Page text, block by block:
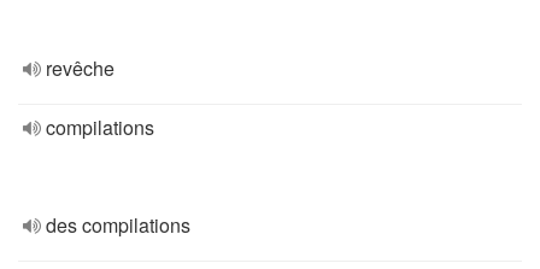
revêche
compilations
des compilations